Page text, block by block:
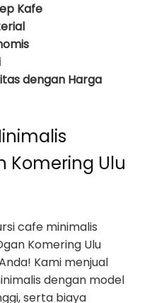
Kafe
dengan Harga
Komering Ulu
cafe minimalis
Komering Ulu
Kami menjual
dengan model
serta biaya